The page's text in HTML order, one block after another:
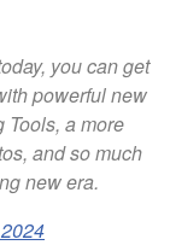
you can get
powerful new
Tools, a more
and so much
new era.